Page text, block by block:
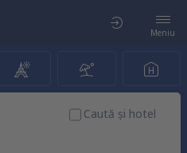
Meniu
Caută şi hotel